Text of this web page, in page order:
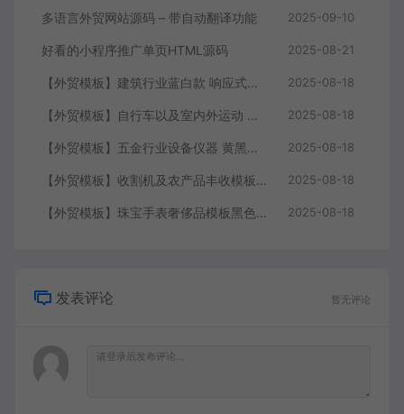
多语言外贸网站源码 – 带自动翻译功能 2025-09-10
好看的小程序推广单页HTML源码 2025-08-21
【外贸模板】建筑行业蓝白款 响应式模板静态html文件 2025-08-18
【外贸模板】自行车以及室内外运动 黑灰 响应式模板静态html文件 2025-08-18
【外贸模板】五金行业设备仪器 黄黑款 响应式模板静态html文件 2025-08-18
【外贸模板】收割机及农产品丰收模板 绿色 响应式模板静态html文件 2025-08-18
【外贸模板】珠宝手表奢侈品模板黑色 响应式模板静态html文件 2025-08-18
发表评论 暂无评论